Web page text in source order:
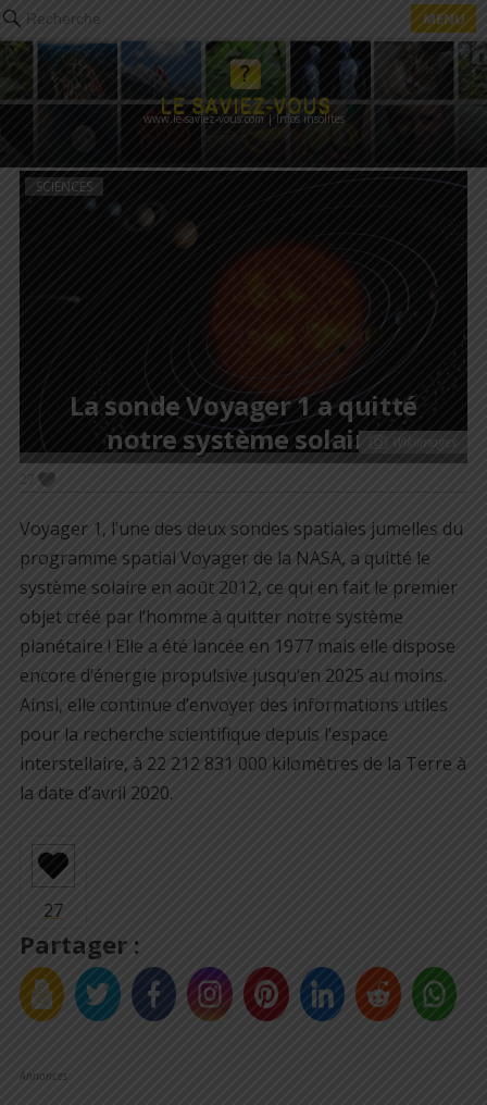
Recherche MENU
www.le-saviez-vous.com | Infos insolites
SCIENCES
La sonde Voyager 1 a quitté
notre système solaire
WikiImages
27
Voyager 1, l’une des deux sondes spatiales jumelles du
programme spatial Voyager de la NASA, a quitté le
système solaire en août 2012, ce qui en fait le premier
objet créé par l’homme à quitter notre système
planétaire ! Elle a été lancée en 1977 mais elle dispose
encore d’énergie propulsive jusqu’en 2025 au moins.
Ainsi, elle continue d’envoyer des informations utiles
pour la recherche scientifique depuis l’espace
interstellaire, à 22 212 831 000 kilomètres de la Terre à
la date d’avril 2020.
Partager :
Annonces